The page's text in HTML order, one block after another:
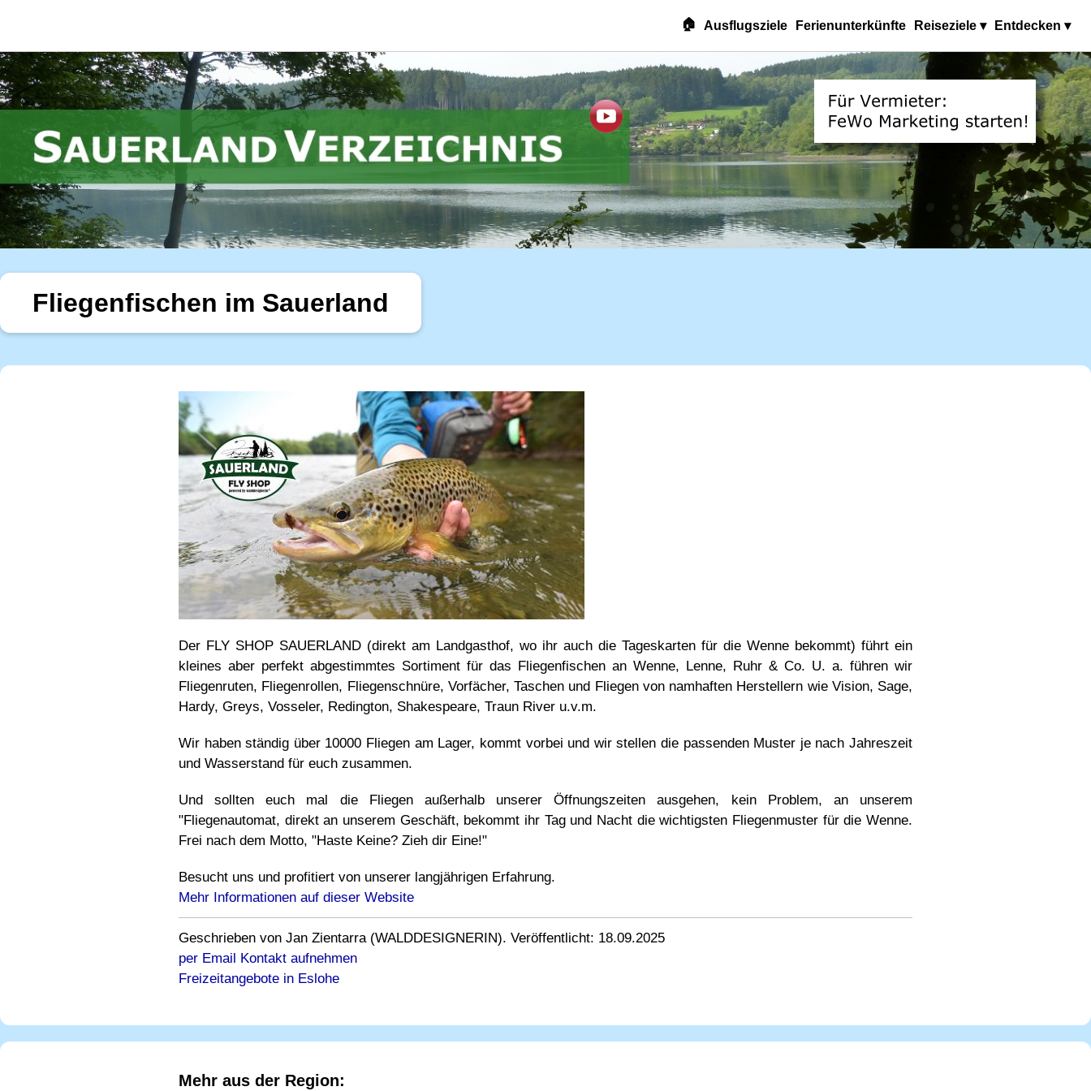
🏠 Ausflugsziele Ferienunterkünfte Reiseziele ▾ Entdecken ▾
Fliegenfischen im Sauerland
Der FLY SHOP SAUERLAND (direkt am Landgasthof, wo ihr auch die Tageskarten für die Wenne bekommt) führt ein
kleines aber perfekt abgestimmtes Sortiment für das Fliegenfischen an Wenne, Lenne, Ruhr & Co. U. a. führen wir
Fliegenruten, Fliegenrollen, Fliegenschnüre, Vorfächer, Taschen und Fliegen von namhaften Herstellern wie Vision, Sage,
Hardy, Greys, Vosseler, Redington, Shakespeare, Traun River u.v.m.
Wir haben ständig über 10000 Fliegen am Lager, kommt vorbei und wir stellen die passenden Muster je nach Jahreszeit
und Wasserstand für euch zusammen.
Und sollten euch mal die Fliegen außerhalb unserer Öffnungszeiten ausgehen, kein Problem, an unserem
"Fliegenautomat, direkt an unserem Geschäft, bekommt ihr Tag und Nacht die wichtigsten Fliegenmuster für die Wenne.
Frei nach dem Motto, "Haste Keine? Zieh dir Eine!"
Besucht uns und profitiert von unserer langjährigen Erfahrung.
Mehr Informationen auf dieser Website
Geschrieben von Jan Zientarra (WALDDESIGNERIN). Veröffentlicht: 18.09.2025
per Email Kontakt aufnehmen
Freizeitangebote in Eslohe
Mehr aus der Region: